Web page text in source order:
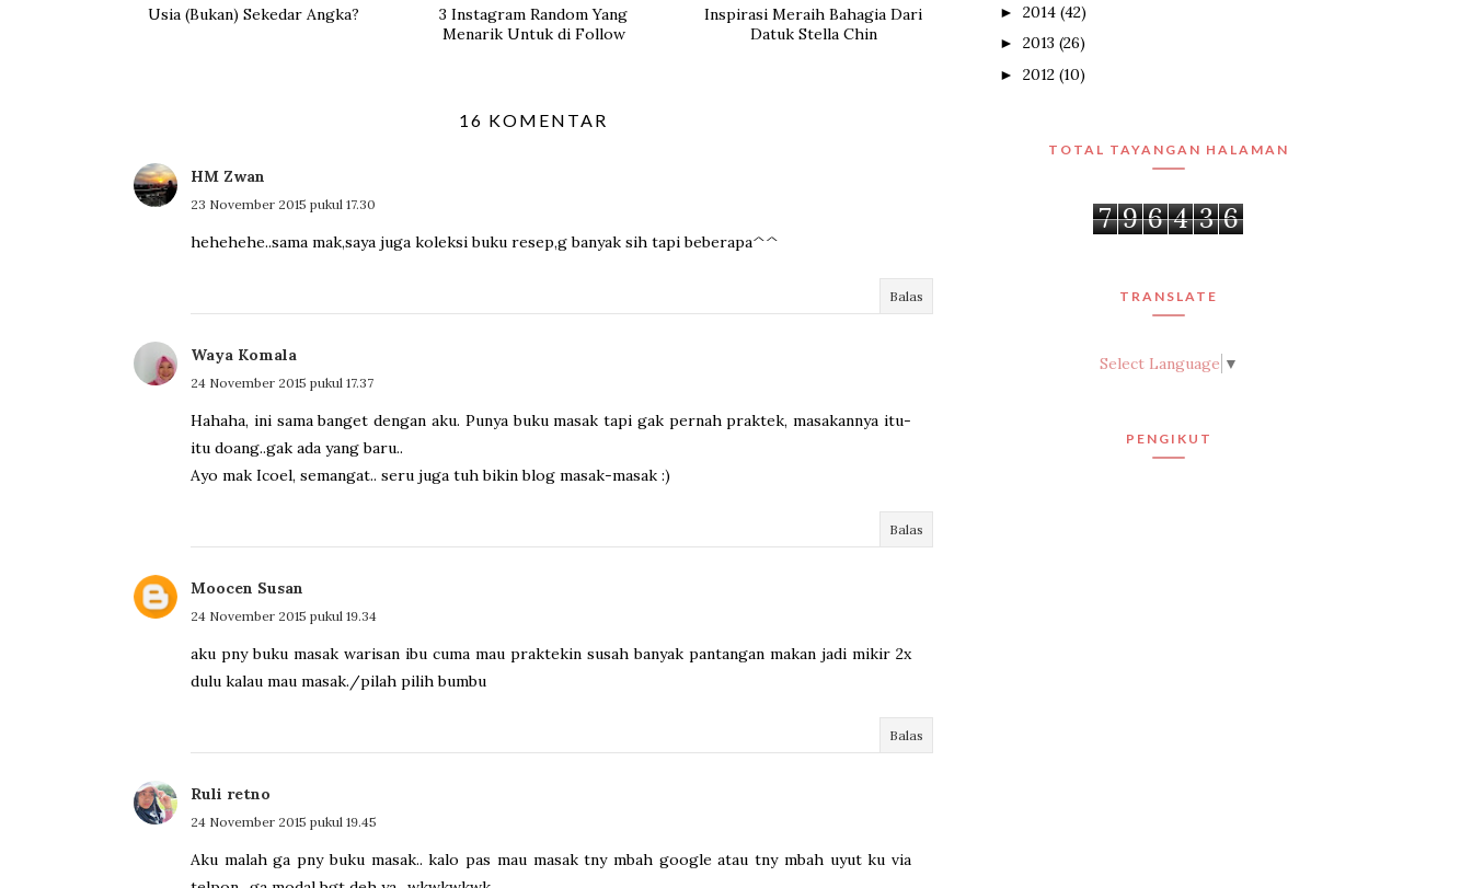
Usia (Bukan) Sekedar Angka?
3 Instagram Random Yang
Menarik Untuk di Follow
Inspirasi Meraih Bahagia Dari
Datuk Stella Chin
16 KOMENTAR
HM Zwan
23 November 2015 pukul 17.30
hehehehe..sama mak,saya juga koleksi buku resep,g banyak sih tapi beberapa^^
Balas
Waya Komala
24 November 2015 pukul 17.37
Hahaha, ini sama banget dengan aku. Punya buku masak tapi gak pernah praktek, masakannya itu-
itu doang..gak ada yang baru..
Ayo mak Icoel, semangat.. seru juga tuh bikin blog masak-masak :)
Balas
Moocen Susan
24 November 2015 pukul 19.34
aku pny buku masak warisan ibu cuma mau praktekin susah banyak pantangan makan jadi mikir 2x
dulu kalau mau masak./pilah pilih bumbu
Balas
Ruli retno
24 November 2015 pukul 19.45
Aku malah ga pny buku masak.. kalo pas mau masak tny mbah google atau tny mbah uyut ku via
► 2014 (42)
► 2013 (26)
► 2012 (10)
TOTAL TAYANGAN HALAMAN
7 9 6 4 3 6
TRANSLATE
Select Language ▼
PENGIKUT